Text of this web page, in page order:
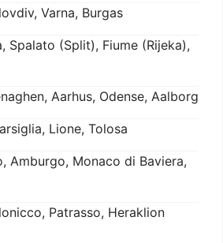
Varna, Burgas
Spalato (Split), Fiume (Rijeka),
Aarhus, Odense, Aalborg
Lione, Tolosa
Amburgo, Monaco di Baviera,
Patrasso, Heraklion